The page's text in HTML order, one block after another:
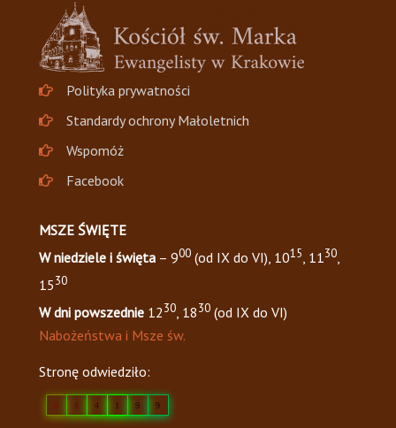
Polityka prywatności
Standardy ochrony Małoletnich
Wspomóż
Facebook
MSZE ŚWIĘTE
W niedziele i święta – 900 (od IX do VI), 1015 , 1130
1530
W dni powszednie 1230, 1830 (od IX do VI)
Nabożeństwa i Msze św.
Stronę odwiedziło:
4 1 9 9